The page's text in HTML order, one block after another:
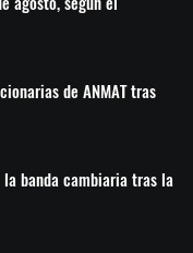
de ANMAT tras
banda cambiaria tras la